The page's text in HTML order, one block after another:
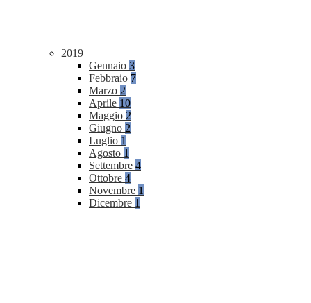
2019
Gennaio 3
Febbraio 7
Marzo 2
Aprile 10
Maggio 2
Giugno 2
Luglio 1
Agosto 1
Settembre 4
Ottobre 4
Novembre 1
Dicembre 1